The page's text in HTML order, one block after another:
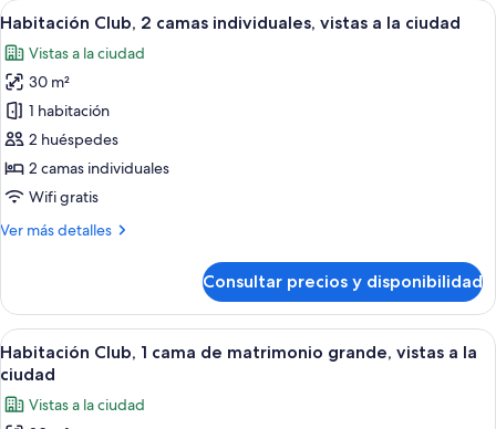
View)
cama
matrimonio
grande
(Panoramic
View)
Abrir
todas
las
fotos
de
Habitación
Club,
2
individuales,
la
ciudad
Habitación de hotel con una cama
5
Habitación Club, 2 camas individuales, vistas a la ciudad
Vistas a la ciudad
30 m²
1 habitación
2 huéspedes
2 camas individuales
Wifi gratis
Ver más detalles
Más
Club,
camas
individuales,
a
Consultar precios y disponibilidad
Abrir
todas
las
fotos
Una sala moderna con un sofá
5
Habitación Club, 1 cama de matrimonio grande, vistas a la
ciudad
Vistas a la ciudad